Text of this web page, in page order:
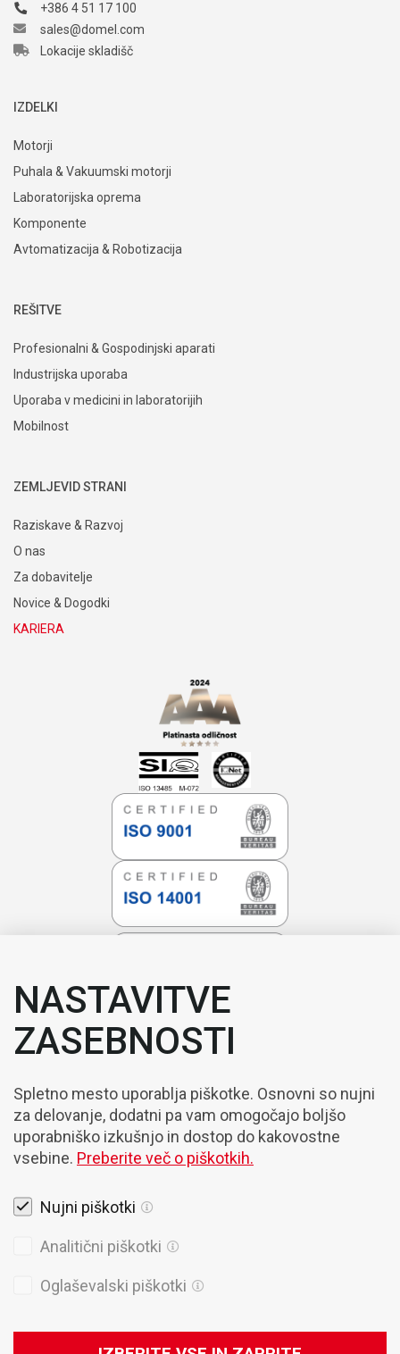
+386 4 51 17 100
sales@domel.com
Lokacije skladišč
IZDELKI
Motorji
Puhala & Vakuumski motorji
Laboratorijska oprema
Komponente
Avtomatizacija & Robotizacija
REŠITVE
Profesionalni & Gospodinjski aparati
Industrijska uporaba
Uporaba v medicini in laboratorijih
Mobilnost
ZEMLJEVID STRANI
Raziskave & Razvoj
O nas
Za dobavitelje
Novice & Dogodki
KARIERA
NASTAVITVE
ZASEBNOSTI
Spletno mesto uporablja piškotke. Osnovni so nujni
za delovanje, dodatni pa vam omogočajo boljšo
uporabniško izkušnjo in dostop do kakovostne
vsebine. Preberite več o piškotkih.
Nujni piškotki
Analitični piškotki
Oglaševalski piškotki